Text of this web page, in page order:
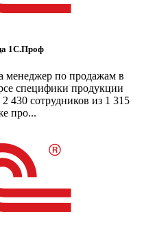
1С.Проф
менеджер по продажам в
специфики продукции
430 сотрудников из 1 315
про...